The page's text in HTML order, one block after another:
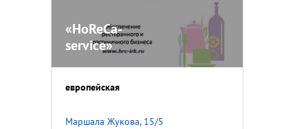
«HoReCa-
service»
европейская
Маршала Жукова, 15/5